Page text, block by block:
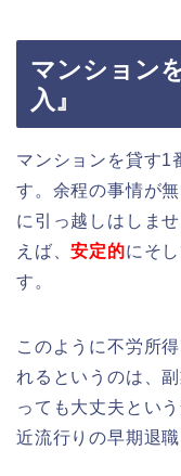
マンション
入』
マンションを貸す1
す。余程の事情が
に引っ越しはしま
えば、安定的にそ
す。
このように不労所
れるというのは、
っても大丈夫とい
近流行りの早期退